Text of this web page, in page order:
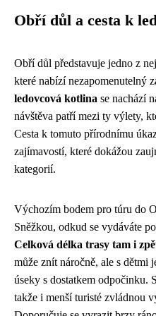
Obří důl a cesta k
Obří důl představuje jedno z
které nabízí nezapomenutelný
ledovcová kotlina se nachází
návštěva patří mezi ty výlety,
Cesta k tomuto přírodnímu
zajímavostí, které dokážou
kategorií.
Výchozím bodem pro túru do
Sněžkou, odkud se vydáváte
Celková délka trasy tam i
může znít náročně, ale s dětmi
úseky s dostatkem odpočinku.
takže i menší turisté zvládnou